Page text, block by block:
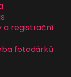
a registrační
fotodárků